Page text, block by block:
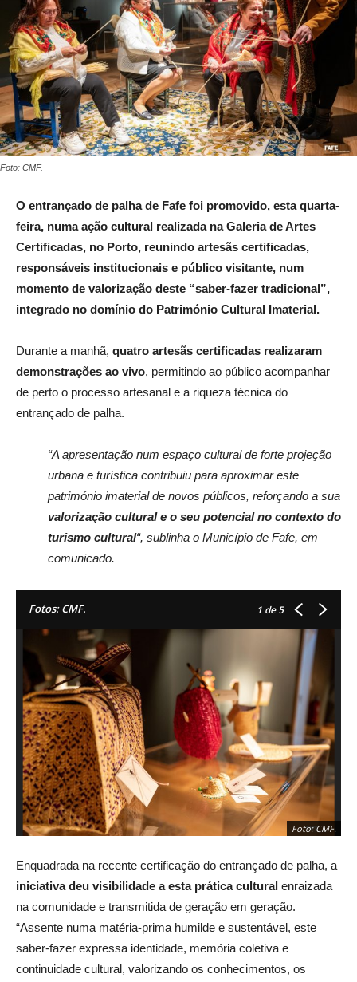
Foto: CMF.
O entrançado de palha de Fafe foi promovido, esta quarta-
feira, numa ação cultural realizada na Galeria de Artes
Certificadas, no Porto, reunindo artesãs certificadas,
responsáveis institucionais e público visitante, num
momento de valorização deste “saber-fazer tradicional”,
integrado no domínio do Património Cultural Imaterial.
Durante a manhã, quatro artesãs certificadas realizaram
demonstrações ao vivo, permitindo ao público acompanhar
de perto o processo artesanal e a riqueza técnica do
entrançado de palha.
“A apresentação num espaço cultural de forte projeção
urbana e turística contribuiu para aproximar este
património imaterial de novos públicos, reforçando a sua
valorização cultural e o seu potencial no contexto do
turismo cultural“, sublinha o Município de Fafe, em
comunicado.
Fotos: CMF. 1 de 5
Foto: CMF.
Enquadrada na recente certificação do entrançado de palha, a
iniciativa deu visibilidade a esta prática cultural enraizada
na comunidade e transmitida de geração em geração.
“Assente numa matéria-prima humilde e sustentável, este
saber-fazer expressa identidade, memória coletiva e
continuidade cultural, valorizando os conhecimentos, os